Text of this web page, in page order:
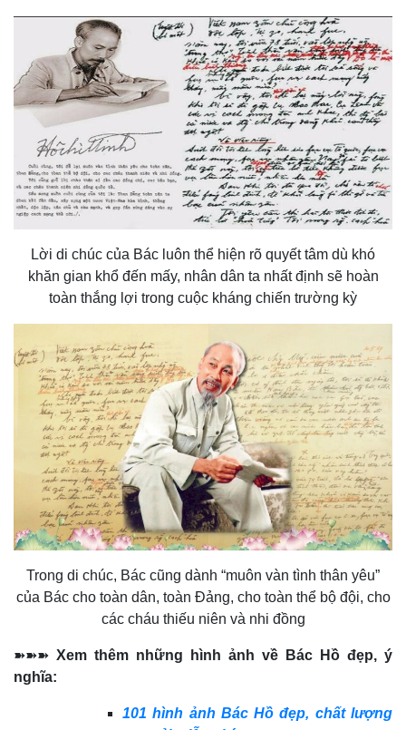
Lời di chúc của Bác luôn thể hiện rõ quyết tâm dù khó
khăn gian khổ đến mấy, nhân dân ta nhất định sẽ hoàn
toàn thắng lợi trong cuộc kháng chiến trường kỳ
Trong di chúc, Bác cũng dành “muôn vàn tình thân yêu”
của Bác cho toàn dân, toàn Đảng, cho toàn thể bộ đội, cho
các cháu thiếu niên và nhi đồng
➽➽➽ Xem thêm những hình ảnh về Bác Hồ đẹp, ý
nghĩa:
101 hình ảnh Bác Hồ đẹp, chất lượng